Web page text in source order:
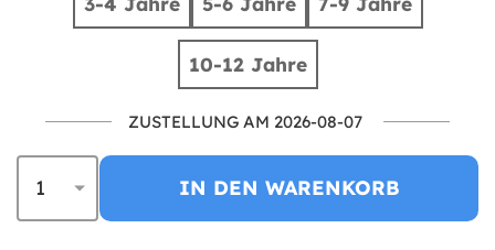
10-12 Jahre
ZUSTELLUNG AM 2026-08-07
IN DEN WARENKORB